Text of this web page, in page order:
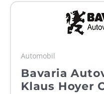
Automobil
Bavaria
Klaus Hoyer